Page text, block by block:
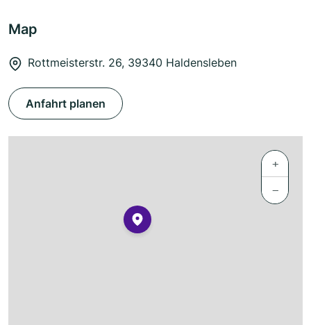
Map
Rottmeisterstr. 26, 39340 Haldensleben
Anfahrt planen
+
−